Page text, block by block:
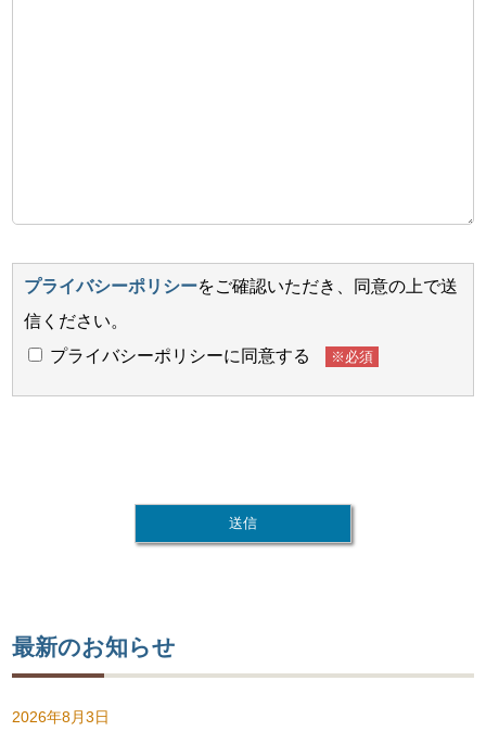
プライバシーポリシーをご確認いただき、同意の上で送
信ください。
プライバシーポリシーに同意する
※必須
最新のお知らせ
2026年8月3日